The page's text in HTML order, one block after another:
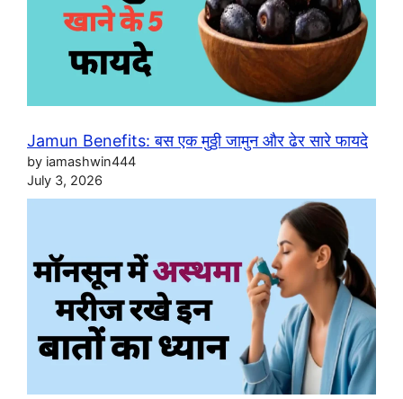
Jamun Benefits: बस एक मुठ्ठी जामुन और ढेर सारे फायदे
by iamashwin444
July 3, 2026